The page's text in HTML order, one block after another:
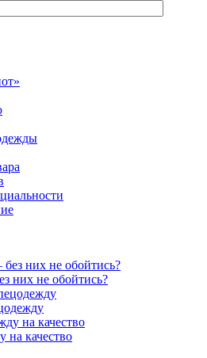
них не обойтись?
на качество